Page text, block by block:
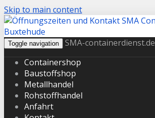
Skip to main content
Toggle navigation
SMA-containerdienst.de
Containershop
Baustoffshop
Metallhandel
Rohstoffhandel
Anfahrt